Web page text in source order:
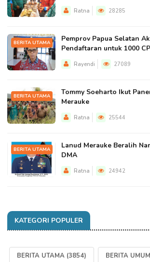
Ratna 28285
BERITA UTAMA
Pemprov Papua Selatan
Pendaftaran untuk 1000
Rayendi 27089
BERITA UTAMA
Tommy Soeharto Ikut
Merauke
Ratna 25544
BERITA UTAMA
Lanud Merauke Beralih
DMA
Ratna 24942
KATEGORI POPULER
BERITA UTAMA (3854) BERITA UMUM